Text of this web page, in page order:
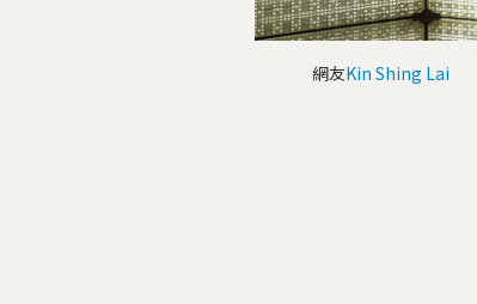
網友Kin Shing Lai